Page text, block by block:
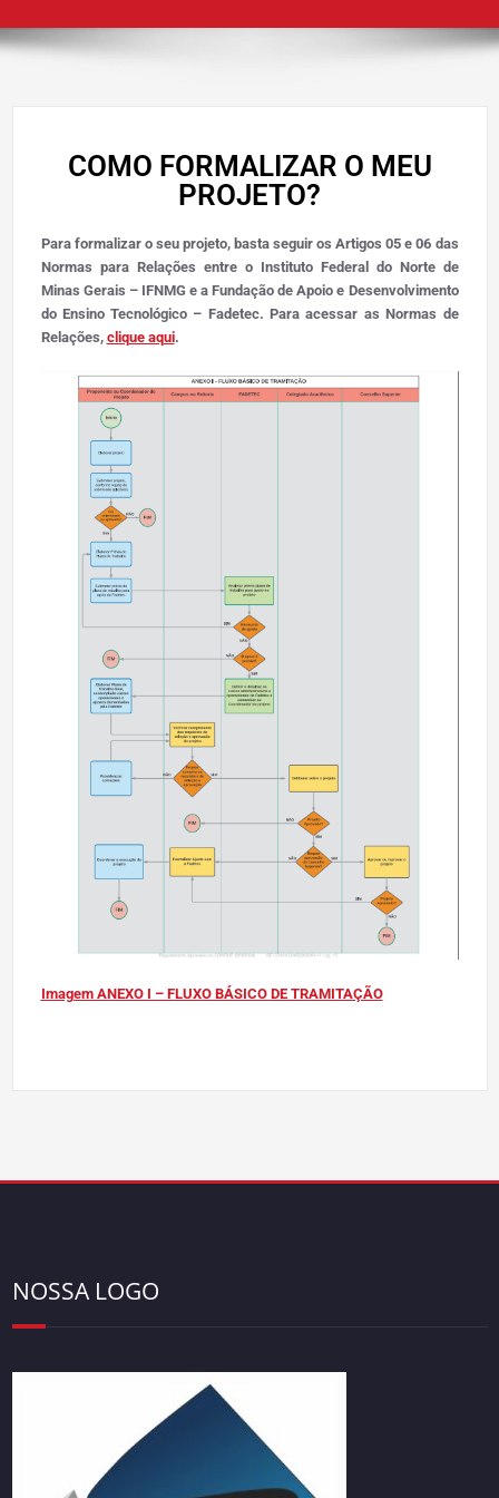
COMO FORMALIZAR O MEU
PROJETO?
Para formalizar o seu projeto, basta seguir os Artigos 05 e 06 das
Normas para Relações entre o Instituto Federal do Norte de
Minas Gerais – IFNMG e a Fundação de Apoio e Desenvolvimento
do Ensino Tecnológico – Fadetec. Para acessar as Normas de
Relações, clique aqui.
Imagem ANEXO I – FLUXO BÁSICO DE TRAMITAÇÃO
NOSSA LOGO